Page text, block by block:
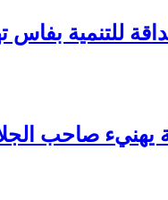
للتنمية
صاحب